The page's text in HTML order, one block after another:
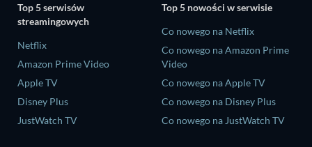
Top 5 serwisów
streamingowych
Netflix
Amazon Prime Video
Apple TV
Disney Plus
JustWatch TV
Top 5 nowości w serwisie
Co nowego na Netflix
Co nowego na Amazon Prime
Video
Co nowego na Apple TV
Co nowego na Disney Plus
Co nowego na JustWatch TV